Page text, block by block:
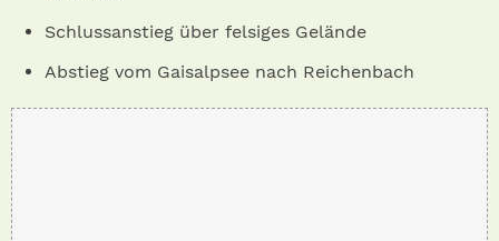
Schlussanstieg über felsiges Gelände
Abstieg vom Gaisalpsee nach Reichenbach